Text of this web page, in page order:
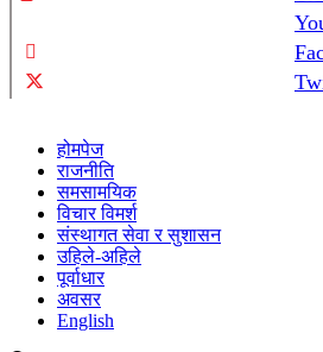
होमपेज
राजनीति
समसामयिक
विचार विमर्श
संस्थागत सेवा र सुशासन
उहिले-अहिले
पूर्वाधार
अवसर
English